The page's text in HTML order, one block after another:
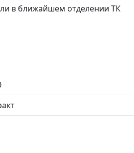
в ближайшем отделении ТК